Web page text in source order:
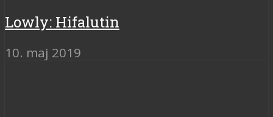
Lowly: Hifalutin
10. maj 2019